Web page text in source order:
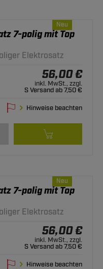
Neu
7-polig mit Top
Elektrosatz
56,00 €
inkl. MwSt., zzgl.
S Versand ab 7,50 €
Hinweise beachten
Neu
7-polig mit Top
Elektrosatz
56,00 €
inkl. MwSt., zzgl.
S Versand ab 7,50 €
Hinweise beachten